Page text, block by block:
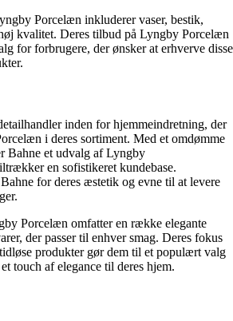
Porcelæn inkluderer vaser, bestik,
kvalitet. Deres tilbud på Lyngby Porcelæn
for forbrugere, der ønsker at erhverve disse
inden for hjemmeindretning, der
i deres sortiment. Med et omdømme
Bahne et udvalg af Lyngby
en sofistikeret kundebase.
for deres æstetik og evne til at levere
Porcelæn omfatter en række elegante
der passer til enhver smag. Deres fokus
produkter gør dem til et populært valg
touch af elegance til deres hjem.